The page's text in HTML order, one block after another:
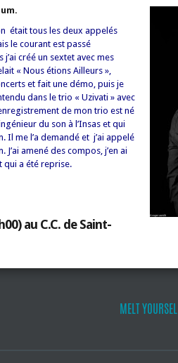
était tous les deux appelés
le courant est passé
créé un sextet avec mes
« Nous étions Ailleurs »,
et fait une démo, puis je
dans le trio « Uzivati » avec
de mon trio est né
du son à l’Insas et qui
me l’a demandé et j’ai appelé
amené des compos, j’en ai
qui a été reprise.
au C.C. de Saint-
MELT